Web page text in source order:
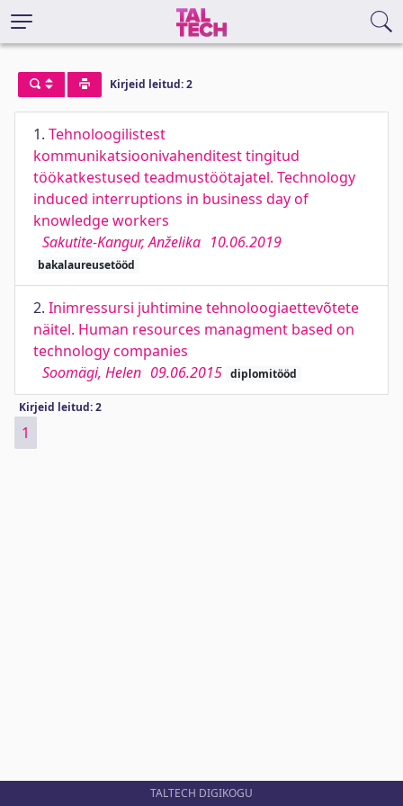
Kirjeid leitud: 2
1. Tehnoloogilistest
kommunikatsioonivahenditest tingitud
töökatkestused teadmustöötajatel. Technology
induced interruptions in business day of
knowledge workers
Sakutite-Kangur, Anželika 10.06.2019
bakalaureusetööd
2. Inimressursi juhtimine tehnoloogiaettevõtete
näitel. Human resources managment based on
technology companies
Soomägi, Helen 09.06.2015 diplomitööd
Kirjeid leitud: 2
1
TALTECH DIGIKOGU